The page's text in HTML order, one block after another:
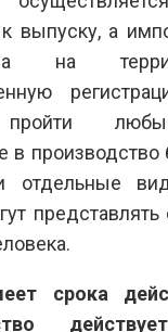
выпуску, а
на
производство
отдельные
представлять
срока